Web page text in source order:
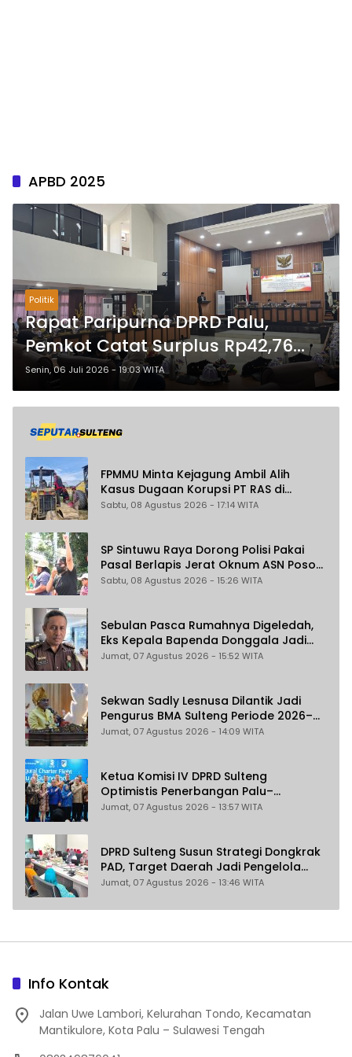
APBD 2025
Politik
Rapat Paripurna DPRD Palu,
Pemkot Catat Surplus Rp42,76
Miliar APBD 2025
Senin, 06 Juli 2026 - 19:03 WITA
FPMMU Minta Kejagung Ambil Alih
Kasus Dugaan Korupsi PT RAS di
Morowali Utara
Sabtu, 08 Agustus 2026 - 17:14 WITA
SP Sintuwu Raya Dorong Polisi Pakai
Pasal Berlapis Jerat Oknum ASN Poso
Terlibat Dugaan Pelecehan Seksual
Sabtu, 08 Agustus 2026 - 15:26 WITA
Sebulan Pasca Rumahnya Digeledah,
Eks Kepala Bapenda Donggala Jadi
Tersangka Dugaan Korupsi
Jumat, 07 Agustus 2026 - 15:52 WITA
Sekwan Sadly Lesnusa Dilantik Jadi
Pengurus BMA Sulteng Periode 2026–
2031
Jumat, 07 Agustus 2026 - 14:09 WITA
Ketua Komisi IV DPRD Sulteng
Optimistis Penerbangan Palu–
Guangzhou Dongkrak Ekspor dan
Jumat, 07 Agustus 2026 - 13:57 WITA
DPRD Sulteng Susun Strategi Dongkrak
PAD, Target Daerah Jadi Pengelola
Sekaligus Penghasil
Jumat, 07 Agustus 2026 - 13:46 WITA
Info Kontak
Jalan Uwe Lambori, Kelurahan Tondo, Kecamatan
Mantikulore, Kota Palu – Sulawesi Tengah